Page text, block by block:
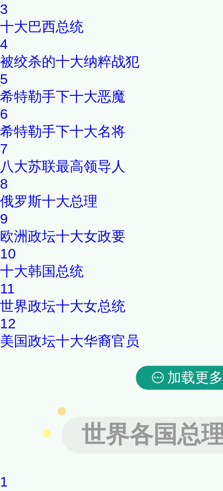
3
十大巴西总统
4
被绞杀的十大纳粹战犯
5
希特勒手下十大恶魔
6
希特勒手下十大名将
7
八大苏联最高领导人
8
俄罗斯十大总理
9
欧洲政坛十大女政要
10
十大韩国总统
11
世界政坛十大女总统
12
美国政坛十大华裔官员
加载更多
世界各国总
1